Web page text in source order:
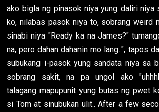
ako bigla ng pinasok niya yung daliri niya
ko, nilabas pasok niya to, sobrang weird
sinabi niya "Ready ka na James?"
na, pero dahan dahanin mo lang..", tapos
subukang i-pasok yung sandata niya sa
sobrang sakit, na pa ungol ako
talagang mapupunit yung butas ng pwet
si Tom at sinubukan ulit.. After a few